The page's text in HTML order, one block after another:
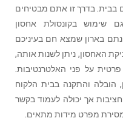
בבית. בדרך זו אתם מבטיחים
שימוש בקונסולת אחסון
בארון שמצא חם בעיניכם
האחסון, ניתן לשנות אותה,
על פני האלטרנטיבות.
הובלה והתקנה בבית הלקוח
אך יכולה לעמוד בקשר
מפרט מידות מתאים.